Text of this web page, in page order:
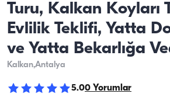
Turu, Kalkan Koyları
Evlilik Teklifi, Yatta
ve Yatta Bekarlığa
Kalkan,Antalya
5.00 Yorumlar